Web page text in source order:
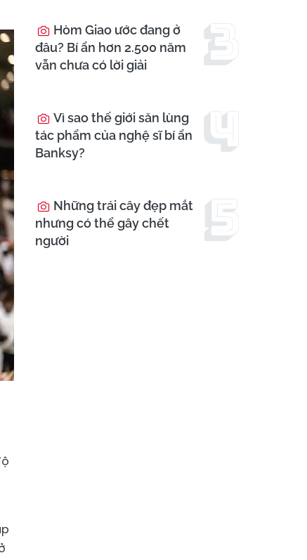
Hòm Giao ước đang ở
đâu? Bí ẩn hơn 2.500 năm
vẫn chưa có lời giải
Vì sao thế giới săn lùng
tác phẩm của nghệ sĩ bí ẩn
Banksy?
Những trái cây đẹp mắt
nhưng có thể gây chết
người